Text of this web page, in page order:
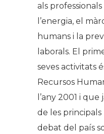
als
l’energia, el
humans i la
laborals. El
seves activitats
Recursos
l’any 2001 i
de les
debat del país